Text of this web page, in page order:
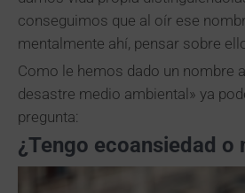
conseguimos que al oír ese
mentalmente ahí, pensar sobre
Como le hemos dado un nombre
desastre medio ambiental» ya
pregunta:
¿Tengo ecoansiedad o